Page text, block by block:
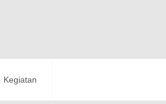
Kegiatan